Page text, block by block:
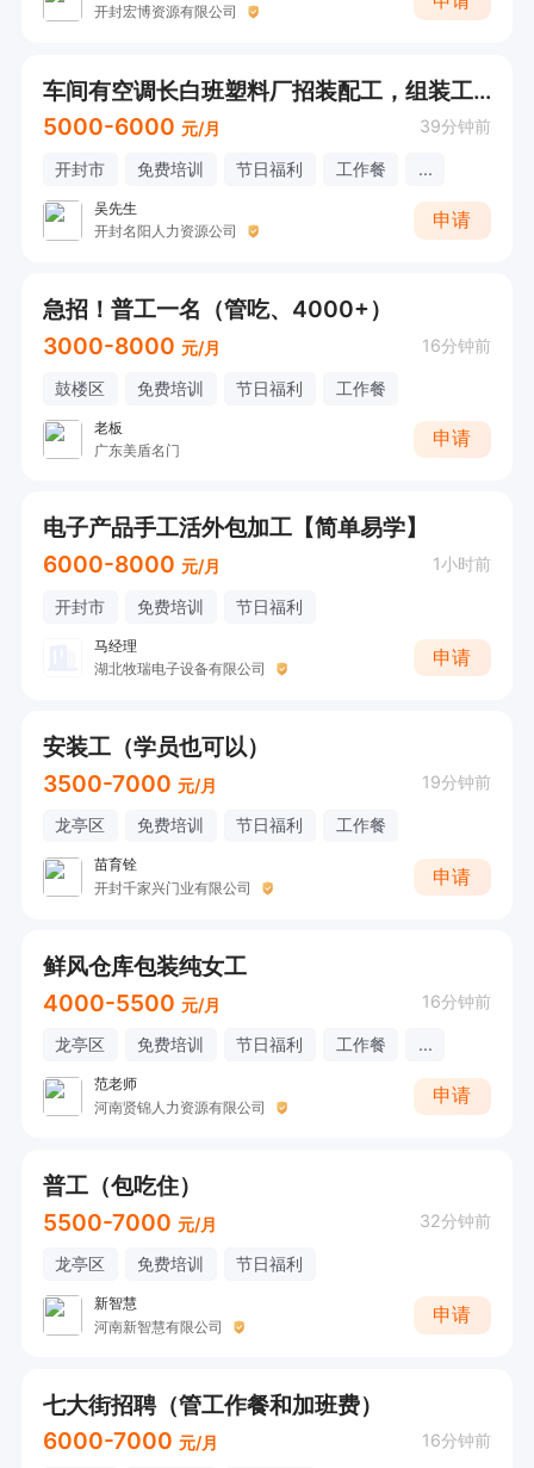
开封宏博资源有限公司
车间有空调长白班塑料厂招装配工，组装工（180-300/天）
5000-6000 元/月 39分钟前
开封市 免费培训 节日福利 工作餐 ...
吴先生
开封名阳人力资源公司
申请
急招！普工一名（管吃、4000+）
3000-8000 元/月 16分钟前
鼓楼区 免费培训 节日福利 工作餐
老板
广东美盾名门
申请
电子产品手工活外包加工【简单易学】
6000-8000 元/月 1小时前
开封市 免费培训 节日福利
马经理
湖北牧瑞电子设备有限公司
申请
安装工（学员也可以）
3500-7000 元/月 19分钟前
龙亭区 免费培训 节日福利 工作餐
苗育铨
开封千家兴门业有限公司
申请
鲜风仓库包装纯女工
4000-5500 元/月 16分钟前
龙亭区 免费培训 节日福利 工作餐 ...
范老师
河南贤锦人力资源有限公司
申请
普工（包吃住）
5500-7000 元/月 32分钟前
龙亭区 免费培训 节日福利
新智慧
河南新智慧有限公司
申请
七大街招聘（管工作餐和加班费）
6000-7000 元/月 16分钟前